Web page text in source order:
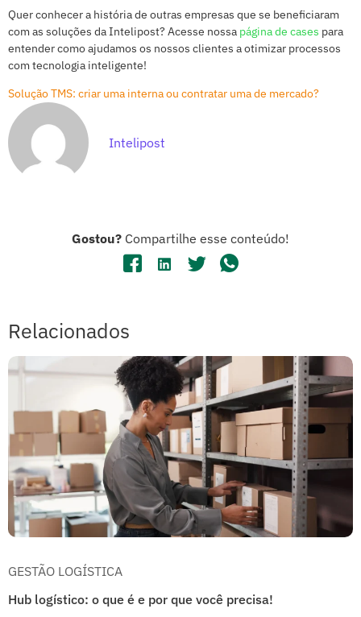
Quer conhecer a história de outras empresas que se beneficiaram
com as soluções da Intelipost? Acesse nossa página de cases para
entender como ajudamos os nossos clientes a otimizar processos
com tecnologia inteligente!
Solução TMS: criar uma interna ou contratar uma de mercado?
Intelipost
Gostou? Compartilhe esse conteúdo!
Relacionados
GESTÃO LOGÍSTICA
Hub logístico: o que é e por que você precisa!